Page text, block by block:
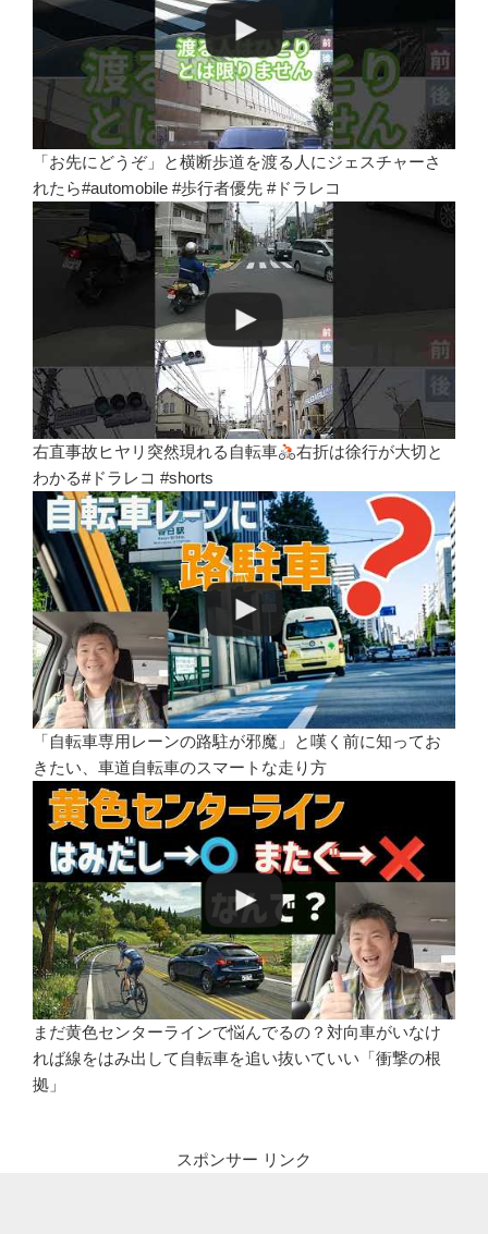
「お先にどうぞ」と横断歩道を渡る人にジェスチャーさ
れたら#automobile #歩行者優先 #ドラレコ
右直事故ヒヤリ突然現れる自転車
右折は徐行が大切と
わかる#ドラレコ #shorts
「自転車専用レーンの路駐が邪魔」と嘆く前に知ってお
きたい、車道自転車のスマートな走り方
まだ黄色センターラインで悩んでるの？対向車がいなけ
れば線をはみ出して自転車を追い抜いていい「衝撃の根
拠」
スポンサー リンク